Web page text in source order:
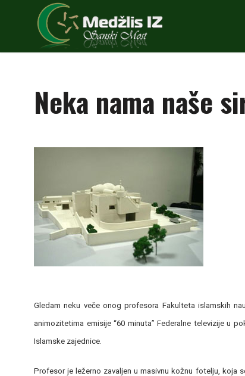
Neka nama naše
Gledam neku veče onog profesora Fakulteta islamskih
animozitetima emisije “60 minuta” Federalne televizije u
Islamske zajednice.
Profesor je ležerno zavaljen u masivnu kožnu fotelju,